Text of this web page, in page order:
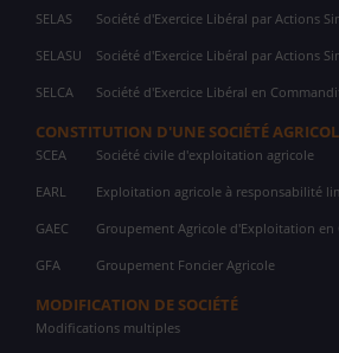
SELAS Société d'Exercice Libéral par Actions
SELASU Société d'Exercice Libéral par Actions
SELCA Société d'Exercice Libéral en
CONSTITUTION D'UNE SOCIÉTÉ
SCEA Société civile d'exploitation agricole
EARL Exploitation agricole à responsabilité
GAEC Groupement Agricole d'Exploitation en
GFA Groupement Foncier Agricole
MODIFICATION DE SOCIÉTÉ
Modifications multiples